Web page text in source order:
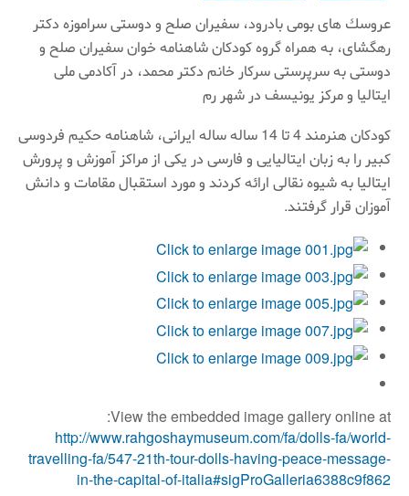
عروسك های بومی بادرود، سفیران صلح و دوستی سراموزه دكتر
رهگشای، به همراه گروه كودكان شاهنامه خوان سفیران صلح و
دوستی به سرپرستی سركار خانم دكتر محمد، در آكادمی ملی
ایتالیا و مركز یونیسف در شهر رم
كودكان هنرمند 4 تا 14 ساله ساله ایرانی، شاهنامه حكیم فردوسی
كبیر را به زبان ایتالیایی و فارسی در یكی از مراكز آموزش و پرورش
ایتالیا به شیوه نقالی ارائه كردند و مورد استقبال مقامات و دانش
آموزان قرار گرفتند.
View the embedded image gallery online at:
http://www.rahgoshaymuseum.com/fa/dolls-fa/world-
travelling-fa/547-21th-tour-dolls-having-peace-message-
in-the-capital-of-italia#sigProGalleria6388c9f862